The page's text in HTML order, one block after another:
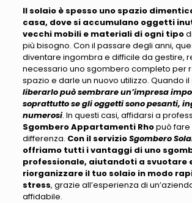
Il solaio è spesso uno spazio
casa, dove si accumulano oggetti
vecchi mobili e materiali di ogni tipo
più bisogno. Con il passare degli anni,
diventare ingombra e difficile da gestire,
necessario uno sgombero completo per
spazio e darle un nuovo utilizzo. Quando
liberarlo può sembrare un’impresa
soprattutto se gli oggetti sono pesanti,
numerosi. In questi casi, affidarsi a
Sgombero Appartamenti Rhopuò fare
differenza. Con il servizioSgombero
offriamo tutti i vantaggi di uno
professionale, aiutandoti a svuotare
riorganizzare il tuo solaio in modo
stress, grazie all’esperienza di
affidabile.